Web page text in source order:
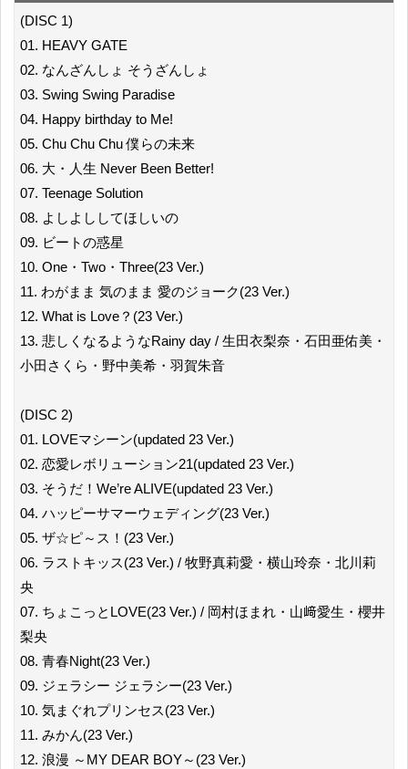
(DISC 1)
01. HEAVY GATE
02. なんざんしょ そうざんしょ
03. Swing Swing Paradise
04. Happy birthday to Me!
05. Chu Chu Chu 僕らの未来
06. 大・人生 Never Been Better!
07. Teenage Solution
08. よしよししてほしいの
09. ビートの惑星
10. One・Two・Three(23 Ver.)
11. わがまま 気のまま 愛のジョーク(23 Ver.)
12. What is Love？(23 Ver.)
13. 悲しくなるようなRainy day / 生田衣梨奈・石田亜佑美・
小田さくら・野中美希・羽賀朱音
(DISC 2)
01. LOVEマシーン(updated 23 Ver.)
02. 恋愛レボリューション21(updated 23 Ver.)
03. そうだ！We’re ALIVE(updated 23 Ver.)
04. ハッピーサマーウェディング(23 Ver.)
05. ザ☆ピ～ス！(23 Ver.)
06. ラストキッス(23 Ver.) / 牧野真莉愛・横山玲奈・北川莉
央
07. ちょこっとLOVE(23 Ver.) / 岡村ほまれ・山﨑愛生・櫻井
梨央
08. 青春Night(23 Ver.)
09. ジェラシー ジェラシー(23 Ver.)
10. 気まぐれプリンセス(23 Ver.)
11. みかん(23 Ver.)
12. 浪漫 ～MY DEAR BOY～(23 Ver.)